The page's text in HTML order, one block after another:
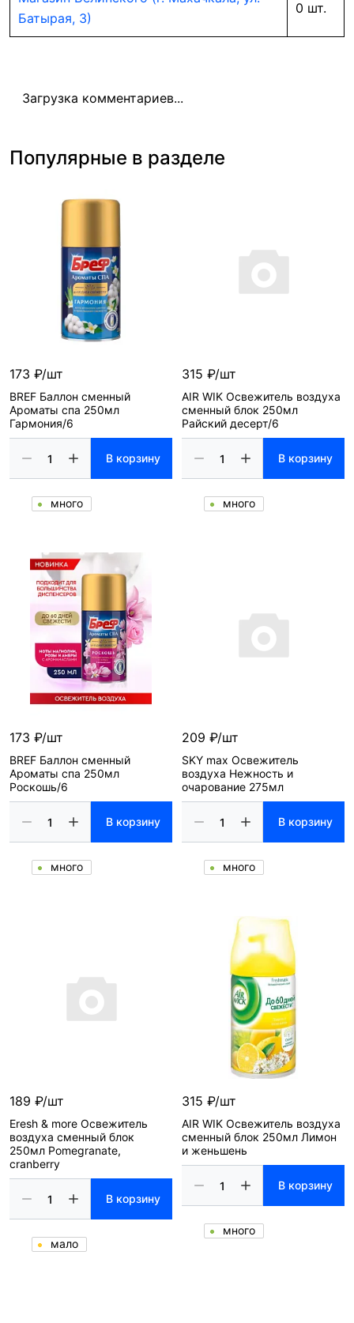
Батырая, 3)
0 шт.
Загрузка комментариев...
Популярные в разделе
173 ₽/шт
BREF Баллон сменный
Ароматы спа 250мл
Гармония/6
В корзину
много
315 ₽/шт
AIR WIK Освежитель воздуха
сменный блок 250мл
Райский десерт/6
В корзину
много
173 ₽/шт
BREF Баллон сменный
Ароматы спа 250мл
Роскошь/6
В корзину
много
209 ₽/шт
SKY max Освежитель
воздуха Нежность и
очарование 275мл
В корзину
много
189 ₽/шт
Eresh & more Освежитель
воздуха сменный блок
250мл Pomegranate,
cranberry
В корзину
мало
315 ₽/шт
AIR WIK Освежитель воздуха
сменный блок 250мл Лимон
и женьшень
В корзину
много